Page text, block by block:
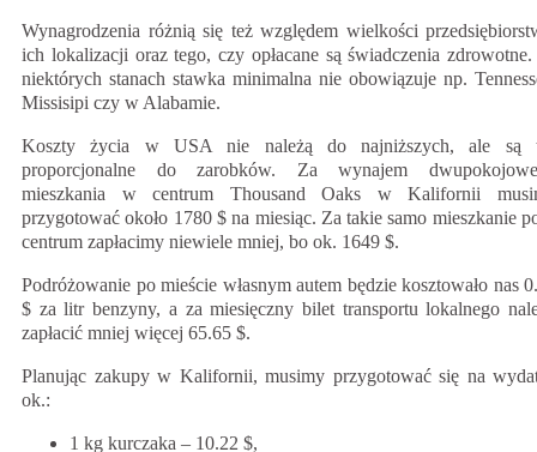
Wynagrodzenia różnią się też względem wielkości
ich lokalizacji oraz tego, czy opłacane są świadczenia
niektórych stanach stawka minimalna nie obowiązuje np.
Missisipi czy w Alabamie.
Koszty życia w USA nie należą do najniższych, ale są
proporcjonalne do zarobków. Za wynajem
mieszkania w centrum Thousand Oaks w Kalifornii
przygotować około 1780 $ na miesiąc. Za takie samo mieszkanie
centrum zapłacimy niewiele mniej, bo ok. 1649 $.
Podróżowanie po mieście własnym autem będzie kosztowało nas
$ za litr benzyny, a za miesięczny bilet transportu lokalnego
zapłacić mniej więcej 65.65 $.
Planując zakupy w Kalifornii, musimy przygotować się na
ok.:
1 kg kurczaka – 10.22 $,